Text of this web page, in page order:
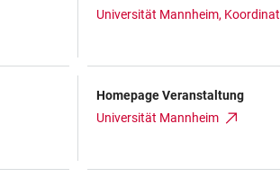
Universität Mannheim,
Homepage Veranstaltung
Universität Mannheim